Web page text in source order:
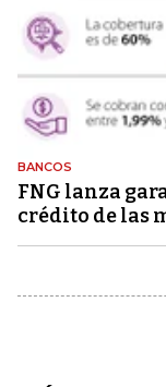
BANCOS
FNG lanza
crédito de las